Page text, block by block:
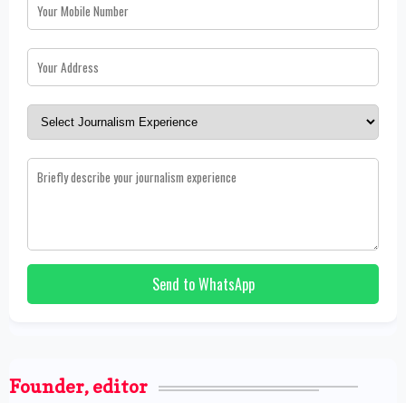
Send to WhatsApp
Founder, editor